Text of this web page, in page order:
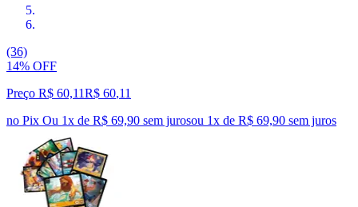
(36)
14% OFF
Preço R$ 60,11R$ 60,11
no Pix Ou 1x de R$ 69,90 sem jurosou 1x de R$ 69,90 sem juros